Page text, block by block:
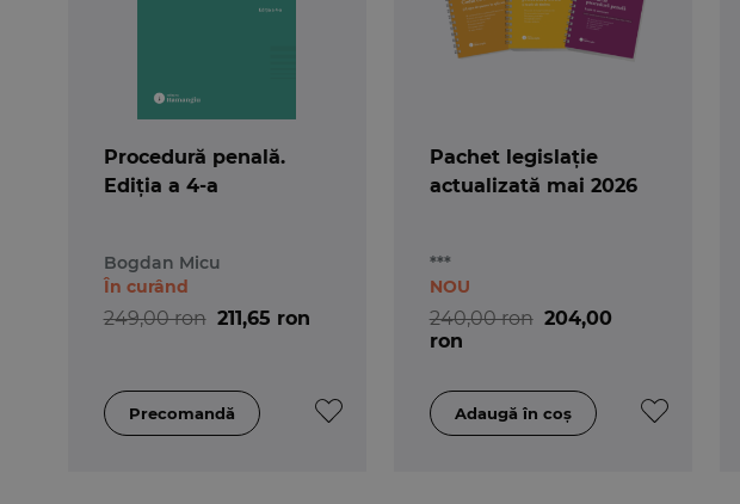
Procedură penală.
Ediția a 4-a
Bogdan Micu
249,00 ron 211,65 ron
În curând
Pachet legislație
actualizată mai 2026
***
240,00 ron 204,00
ron
NOU